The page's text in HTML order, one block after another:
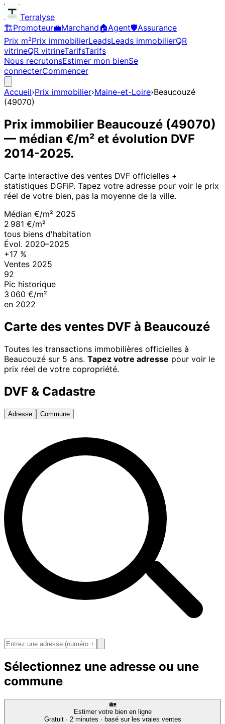
Terralyse
🏗️Promoteur💼Marchand🏠Agent🛡️Assurance
Prix m²Prix immobilierLeadsLeads immobilierQR
vitrineQR vitrineTarifsTarifs
Nous recrutonsEstimer mon bienSe
connecterCommencer
Accueil›Prix immobilier›Maine-et-Loire›Beaucouzé
(49070)
Prix immobilier Beaucouzé (49070)
— médian €/m² et évolution DVF
2014-2025.
Carte interactive des ventes DVF officielles +
statistiques DGFiP. Tapez votre adresse pour voir le prix
réel de votre bien, pas la moyenne de la ville.
Médian €/m² 2025
2 981 €/m²
tous biens d'habitation
Évol. 2020–2025
+17 %
Ventes 2025
92
Pic historique
3 060 €/m²
en 2022
Carte des ventes DVF à Beaucouzé
Toutes les transactions immobilières officielles à
Beaucouzé sur 5 ans. Tapez votre adresse pour voir le
prix réel de votre copropriété.
DVF & Cadastre
Adresse Commune
Sélectionnez une adresse ou une
commune
🏡
Estimer votre bien en ligne
Gratuit · 2 minutes · basé sur les vraies ventes